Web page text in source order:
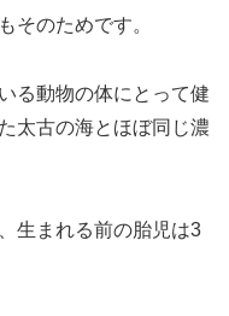
そのためです。
る動物の体にとって健
太古の海とほぼ同じ濃
生まれる前の胎児は3